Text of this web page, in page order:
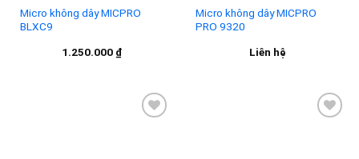
Micro không dây MICPRO
BLXC9
1.250.000 ₫
Micro không dây MICPRO
PRO 9320
Liên hệ